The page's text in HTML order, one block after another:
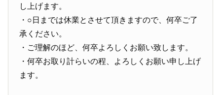
し上げます。
・○日までは休業とさせて頂きますので、何卒ご了
承ください。
・ご理解のほど、何卒よろしくお願い致します。
・何卒お取り計らいの程、よろしくお願い申し上げ
ます。